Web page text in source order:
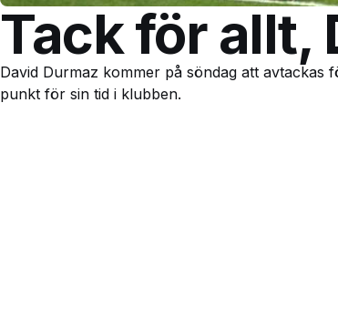
Tack för allt,
David Durmaz kommer på söndag att avtackas
punkt för sin tid i klubben.